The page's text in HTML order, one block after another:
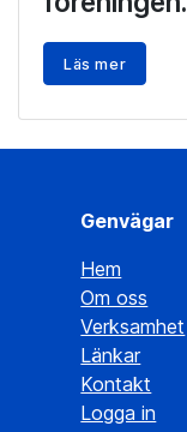
Läs mer
Genvägar
Hem
Om oss
Verksamhet
Länkar
Kontakt
Logga in